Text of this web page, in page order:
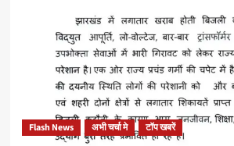
Flash News अभी चर्चा मे टॉप खबरें